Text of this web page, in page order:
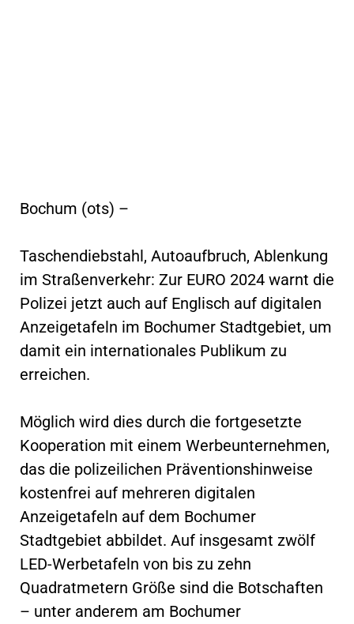
Bochum (ots) –
Taschendiebstahl, Autoaufbruch, Ablenkung
im Straßenverkehr: Zur EURO 2024 warnt die
Polizei jetzt auch auf Englisch auf digitalen
Anzeigetafeln im Bochumer Stadtgebiet, um
damit ein internationales Publikum zu
erreichen.
Möglich wird dies durch die fortgesetzte
Kooperation mit einem Werbeunternehmen,
das die polizeilichen Präventionshinweise
kostenfrei auf mehreren digitalen
Anzeigetafeln auf dem Bochumer
Stadtgebiet abbildet. Auf insgesamt zwölf
LED-Werbetafeln von bis zu zehn
Quadratmetern Größe sind die Botschaften
– unter anderem am Bochumer